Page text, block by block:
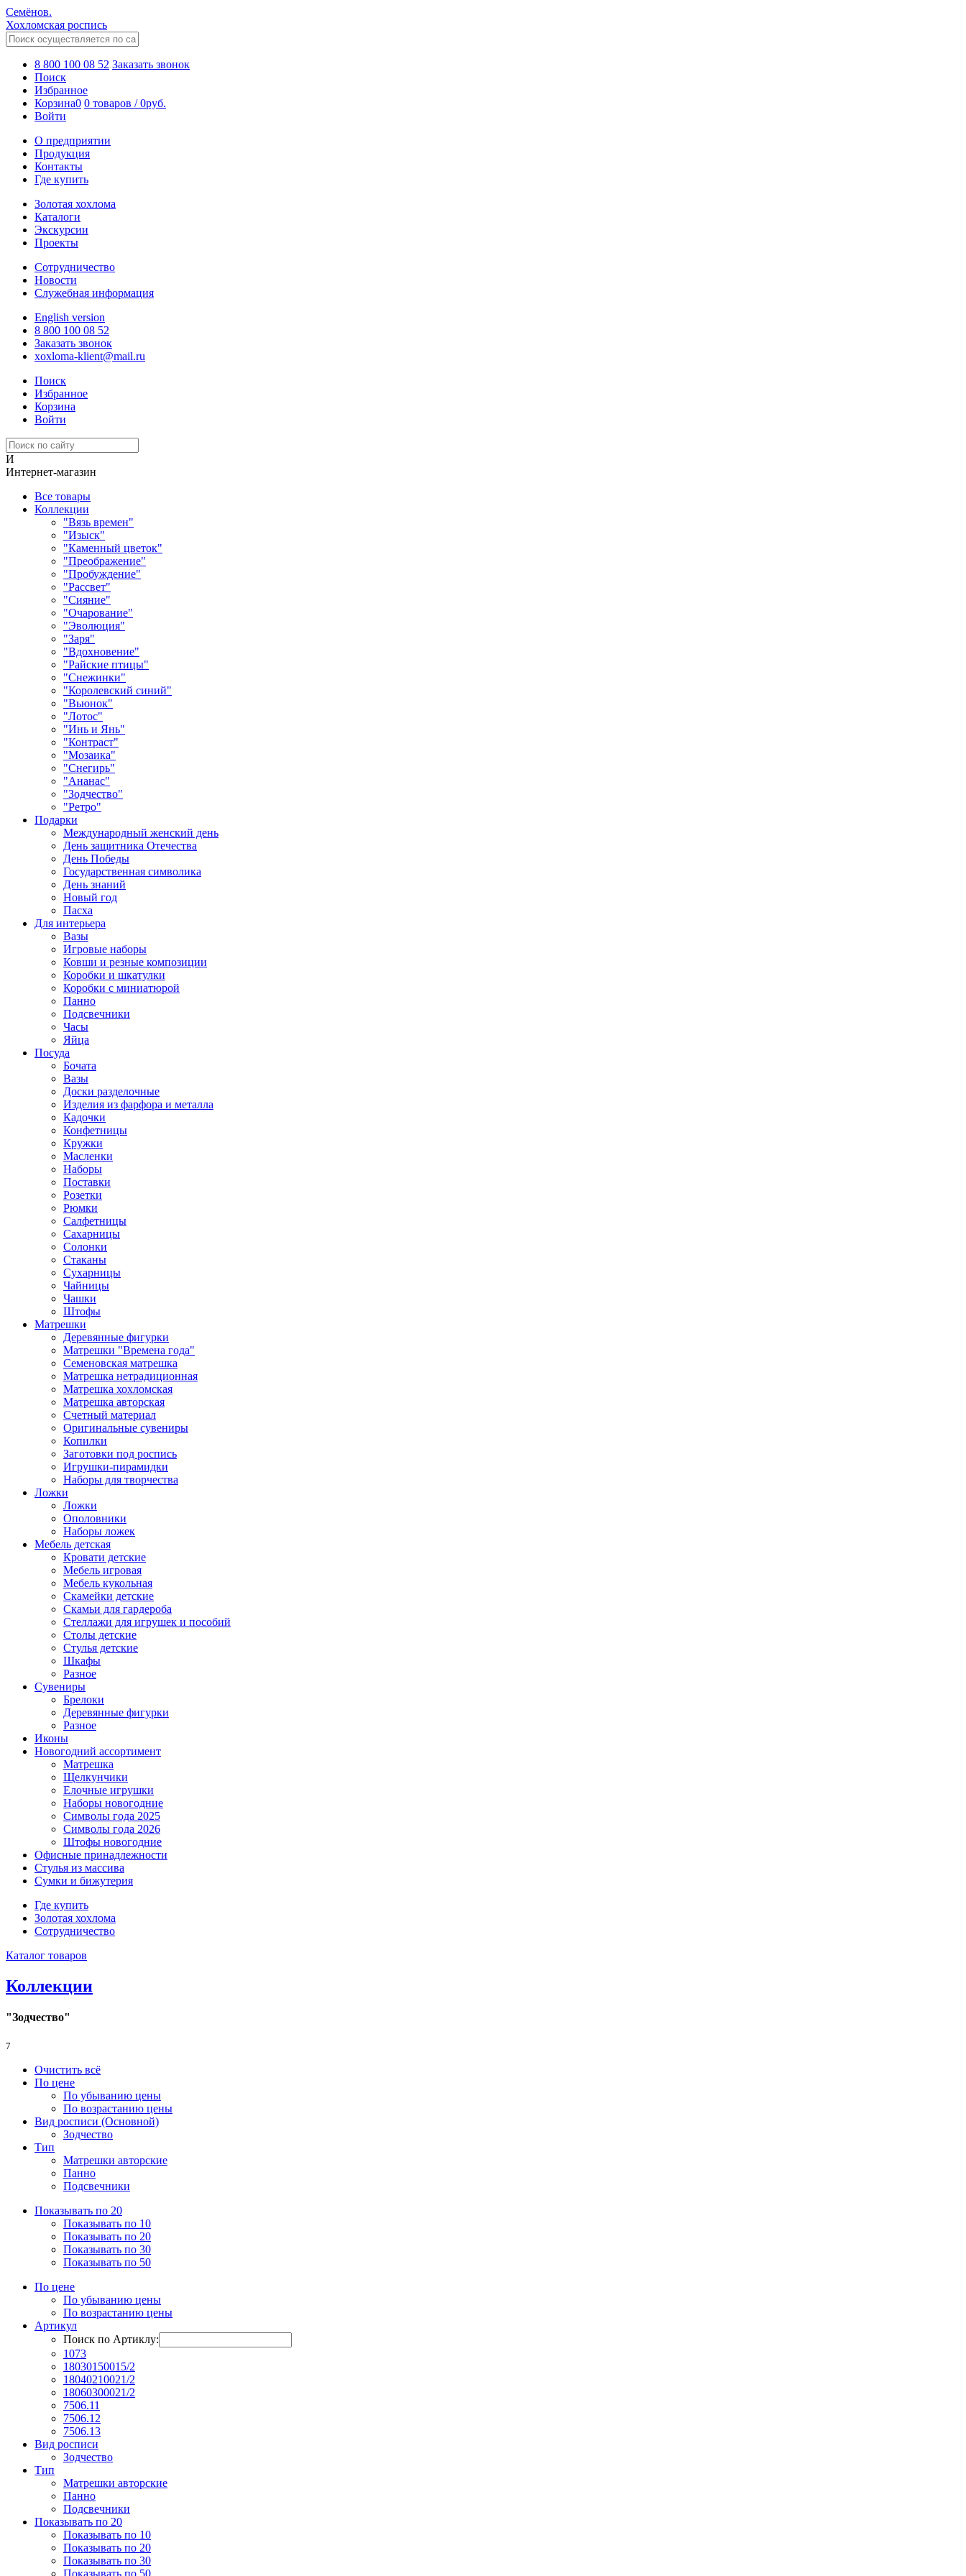
Семёнов.
Хохломская роспись
8 800 100 08 52 Заказать звонок
Поиск
Избранное
Корзина0 0 товаров /0руб.
Войти
О предприятии
Продукция
Контакты
Где купить
Золотая хохлома
Каталоги
Экскурсии
Проекты
Сотрудничество
Новости
Служебная информация
English version
8 800 100 08 52
Заказать звонок
xoxloma-klient@mail.ru
Поиск
Избранное
Корзина
Войти
И
Интернет-магазин
Все товары
Коллекции
"Вязь времен"
"Изыск"
"Каменный цветок"
"Преображение"
"Пробуждение"
"Рассвет"
"Сияние"
"Очарование"
"Эволюция"
"Заря"
"Вдохновение"
"Райские птицы"
"Снежинки"
"Королевский синий"
"Вьюнок"
"Лотос"
"Инь и Янь"
"Контраст"
"Мозаика"
"Снегирь"
"Ананас"
"Зодчество"
"Ретро"
Подарки
Международный женский день
День защитника Отечества
День Победы
Государственная символика
День знаний
Новый год
Пасха
Для интерьера
Вазы
Игровые наборы
Ковши и резные композиции
Коробки и шкатулки
Коробки с миниатюрой
Панно
Подсвечники
Часы
Яйца
Посуда
Бочата
Вазы
Доски разделочные
Изделия из фарфора и металла
Кадочки
Конфетницы
Кружки
Масленки
Наборы
Поставки
Розетки
Рюмки
Салфетницы
Сахарницы
Солонки
Стаканы
Сухарницы
Чайницы
Чашки
Штофы
Матрешки
Деревянные фигурки
Матрешки "Времена года"
Семеновская матрешка
Матрешка нетрадиционная
Матрешка хохломская
Матрешка авторская
Счетный материал
Оригинальные сувениры
Копилки
Заготовки под роспись
Игрушки-пирамидки
Наборы для творчества
Ложки
Ложки
Ополовники
Наборы ложек
Мебель детская
Кровати детские
Мебель игровая
Мебель кукольная
Скамейки детские
Скамьи для гардероба
Стеллажи для игрушек и пособий
Столы детские
Стулья детские
Шкафы
Разное
Сувениры
Брелоки
Деревянные фигурки
Разное
Иконы
Новогодний ассортимент
Матрешка
Щелкунчики
Елочные игрушки
Наборы новогодние
Символы года 2025
Символы года 2026
Штофы новогодние
Офисные принадлежности
Стулья из массива
Сумки и бижутерия
Где купить
Золотая хохлома
Сотрудничество
Каталог товаров
Коллекции
"Зодчество"
7
Очистить всё
По цене
По убыванию цены
По возрастанию цены
Вид росписи (Основной)
Зодчество
Тип
Матрешки авторские
Панно
Подсвечники
Показывать по 20
Показывать по 10
Показывать по 20
Показывать по 30
Показывать по 50
По цене
По убыванию цены
По возрастанию цены
Артикул
Поиск по Артиклу:
1073
18030150015/2
18040210021/2
18060300021/2
7506.11
7506.12
7506.13
Вид росписи
Зодчество
Тип
Матрешки авторские
Панно
Подсвечники
Показывать по 20
Показывать по 10
Показывать по 20
Показывать по 30